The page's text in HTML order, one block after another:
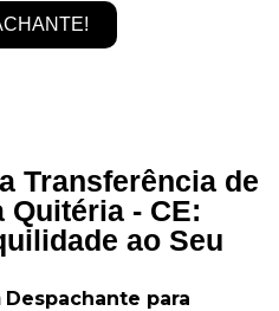
Transferência de
Quitéria - CE:
ao Seu
Despachante para